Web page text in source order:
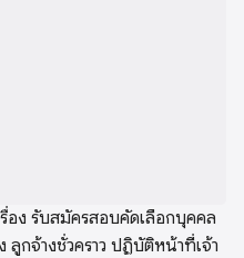
อง รับสมัครสอบคัดเลือกบุคคล
ลูกจ้างชั่วคราว ปฏิบัติหน้าที่เจ้า